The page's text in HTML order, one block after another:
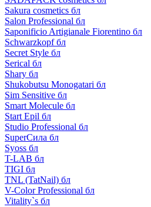
Sakura cosmetics бл
Salon Professional бл
Saponificio Artigianale Fiorentino бл
Schwarzkopf бл
Secret Style бл
Serical бл
Shary бл
Shukobutsu Monogatari бл
Sim Sensitive бл
Smart Molecule бл
Start Epil бл
Studio Professional бл
SuperСила бл
Syoss бл
T-LAB бл
TIGI бл
TNL (TatNail) бл
V-Color Professional бл
Vitality`s бл